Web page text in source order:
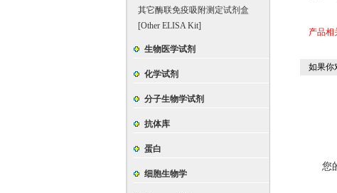
其它酶联免疫吸附测定试剂盒
[Other ELISA Kit]
生物医学试剂
化学试剂
分子生物学试剂
抗体库
蛋白
细胞生物学
产品相
如果你
您